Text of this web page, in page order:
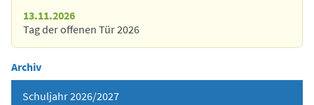
13.11.2026
Tag der offenen Tür 2026
Archiv
Schuljahr 2026/2027